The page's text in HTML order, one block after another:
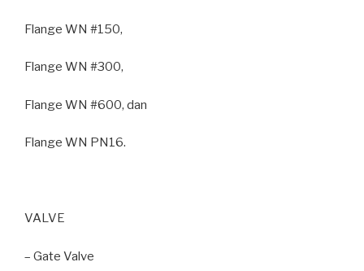
Flange WN #150,
Flange WN #300,
Flange WN #600, dan
Flange WN PN16.
VALVE
– Gate Valve